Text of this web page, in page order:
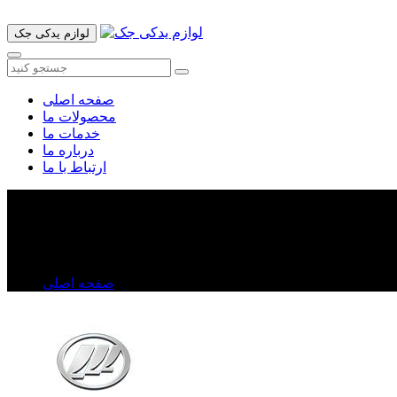
لوازم یدکی جک
صفحه اصلی
محصولات ما
خدمات ما
درباره ما
ارتباط با ما
صفحه اصلی